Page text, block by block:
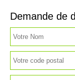
Demande de